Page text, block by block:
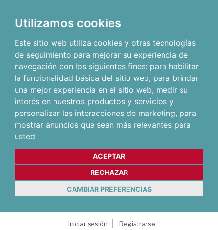
Utilizamos cookies
Este sitio web utiliza cookies y otras tecnologías
de seguimiento para mejorar su experiencia de
navegación con los siguientes fines: para habilitar
la funcionalidad básica del sitio web, para brindar
una mejor experiencia en el sitio web, medir su
interés en nuestros productos y servicios y
personalizar las interacciones de marketing, para
mostrar anuncios que sean más relevantes para
usted.
ACEPTAR
RECHAZAR
CAMBIAR PREFERENCIAS
Iniciar sesión
Registrarse